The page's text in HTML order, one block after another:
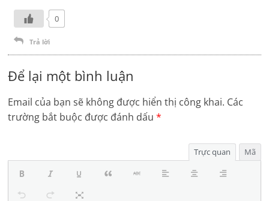
0
Trả lời
Để lại một bình luận
Email của bạn sẽ không được hiển thị công khai. Các
trường bắt buộc được đánh dấu*
Trực quan Mã